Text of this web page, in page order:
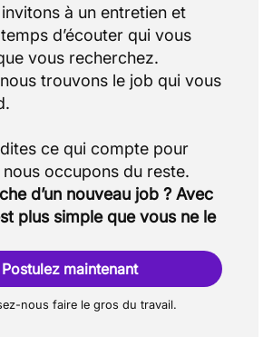
à un entretien et
d’écouter qui vous
vous recherchez.
trouvons le job qui vous
ce qui compte pour
d’un nouveau job ? Avec
plus simple que vous ne le
Postulez maintenant
nous faire le gros du travail.